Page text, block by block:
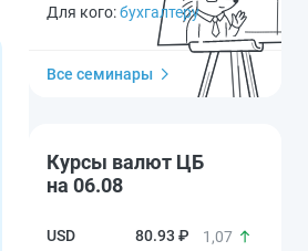
Для кого:бухгалтеру
Все семинары
Курсы валют ЦБ
на 06.08
80.93 ₽ 1,07